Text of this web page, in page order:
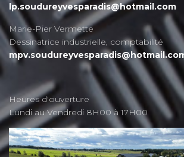
lp.soudureyvesparadis@hotmail.com
Marie-Pier Vermette
Dessinatrice industrielle, comptabilité
Heures d'ouverture
Lundi au Vendredi 8H00 à 17H00